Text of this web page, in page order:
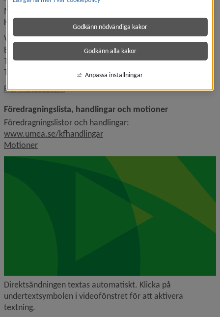
Måndag 15 juni 2026, klockan 09.00.
Kommunfullmäktiges sessionssal, Rådhusesplanaden 6A
Välkommen att följa mötet!
Buerestbåhtieme tjåhkkaniemiev tjuavvuot!
Tervetuloa seuraamaan kokousta!
Tervetuloa följäähmään mööttiä!
Fler mötesdatum
Föredragningslista, handlingar och motioner
www.umea.se/kfhandlingar
Motioner
Direktsändningen textas automatiskt. Klicka på
undertextsymbolen i videofönstret för att aktivera
textning.
Godkänn nödvändiga kakor
Godkänn alla kakor
Anpassa inställningar